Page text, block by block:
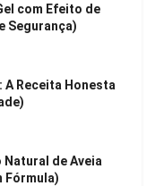
com Efeito de
Segurança)
Receita Honesta
Natural de Aveia
Fórmula)